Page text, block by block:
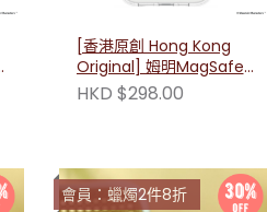
[香港原創 Hong Kong
Original] 姆明MagSafe
防摔手機殼 （友伴拼貼）
HKD $298.00
會員：蠟燭2件8折